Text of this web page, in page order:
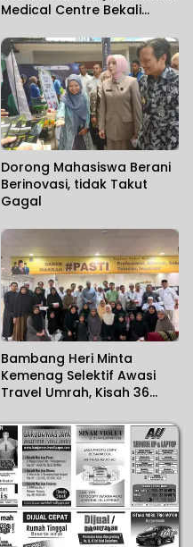
Medical Centre Bekali
Cedera Sejak Menit
Pertama
Dorong Mahasiswa Berani
Berinovasi, tidak Takut
Gagal
Bambang Heri Minta
Kemenag Selektif Awasi
Travel Umrah, Kisah 36
Jeddah Mengundang Haru